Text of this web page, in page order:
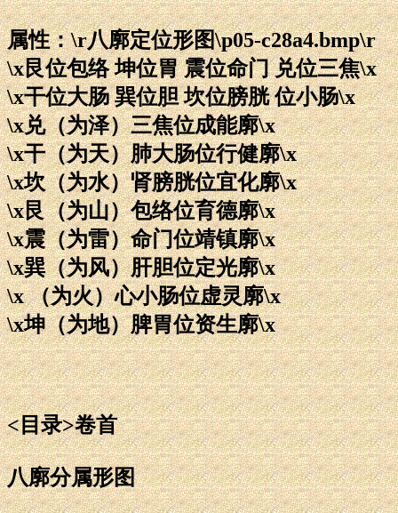
属性：\r八廓定位形图\p05-c28a4.bmp\r
\x艮位包络 坤位胃 震位命门 兑位三焦\x
\x干位大肠 巽位胆 坎位膀胱 位小肠\x
\x兑（为泽）三焦位成能廓\x
\x干（为天）肺大肠位行健廓\x
\x坎（为水）肾膀胱位宜化廓\x
\x艮（为山）包络位育德廓\x
\x震（为雷）命门位靖镇廓\x
\x巽（为风）肝胆位定光廓\x
\x （为火）心小肠位虚灵廓\x
\x坤（为地）脾胃位资生廓\x
<目录>卷首
八廓分属形图